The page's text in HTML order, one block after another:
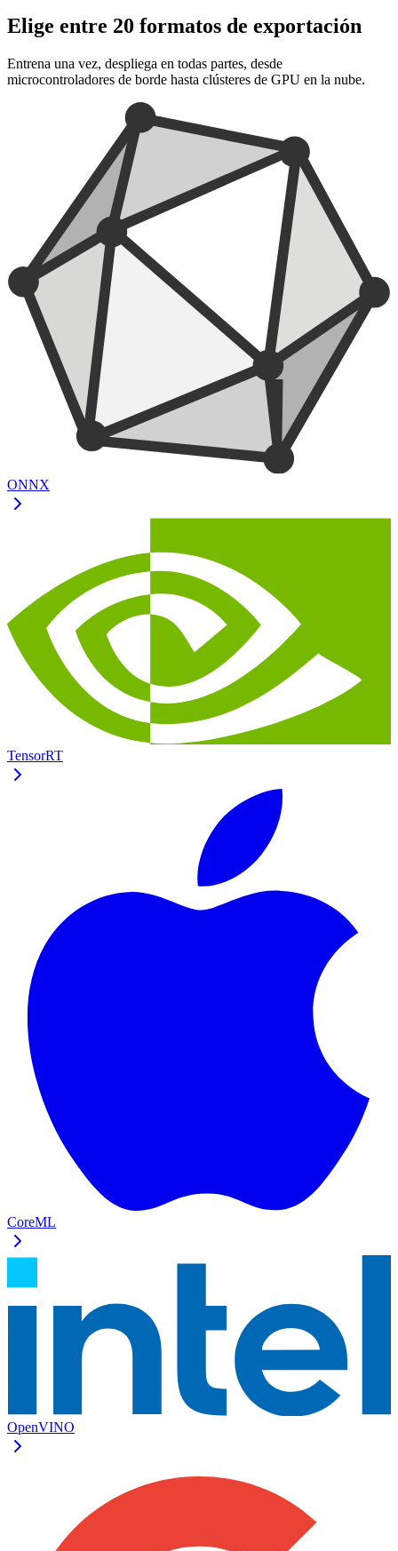
Elige entre 20 formatos de exportación
Entrena una vez, despliega en todas partes, desde
microcontroladores de borde hasta clústeres de GPU en la nube.
ONNX
TensorRT
CoreML
OpenVINO